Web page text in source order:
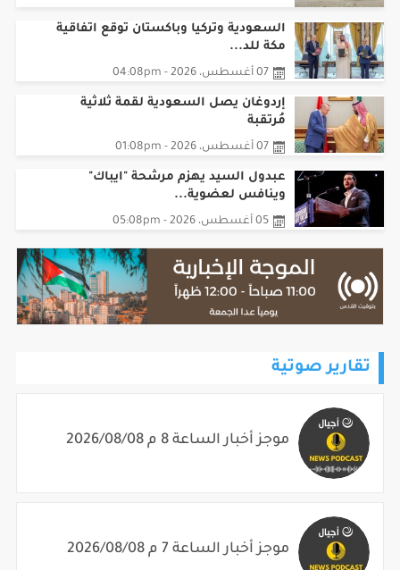
السعودية وتركيا وباكستان توقع اتفاقية
مكة للد...
07 أغسطس، 2026 - 04:08pm
إردوغان يصل السعودية لقمة ثلاثية
مُرتقبة
07 أغسطس، 2026 - 01:08pm
عبدول السيد يهزم مرشحة "ايباك"
وينافس لعضوية...
05 أغسطس، 2026 - 05:08pm
تقارير صوتية
موجز أخبار الساعة 8 م 2026/08/08
موجز أخبار الساعة 7 م 2026/08/08